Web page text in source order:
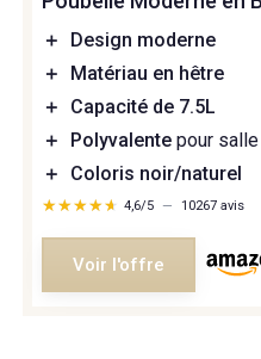
＋
Design moderne
＋
Matériau en hêtre
＋
Capacité de 7.5L
＋
Polyvalente pour salle
＋
Coloris noir/naturel
★★★★★
★★★★★ 4,6/5 — 10267 avis
Voir l'offre